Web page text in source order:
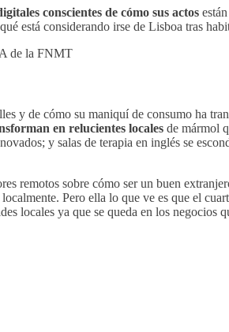
conscientes de cómo sus actos
está considerando irse de Lisboa tras
de la FNMT
y de cómo su maniquí de consumo ha
en relucientes locales de mármol
y salas de terapia en inglés se
remotos sobre cómo ser un buen
Pero ella lo que ve es que el
locales ya que se queda en los negocios